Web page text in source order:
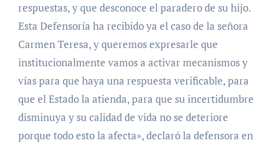
respuestas, y que desconoce el paradero de su hijo.
Esta Defensoría ha recibido ya el caso de la señora
Carmen Teresa, y queremos expresarle que
institucionalmente vamos a activar mecanismos y
vías para que haya una respuesta verificable, para
que el Estado la atienda, para que su incertidumbre
disminuya y su calidad de vida no se deteriore
porque todo esto la afecta», declaró la defensora en